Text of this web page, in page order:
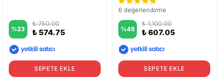
%23
₺ 750.00
₺ 574.75
SEPETE EKLE
6 değerlendirme
%45
₺ 1,100.00
₺ 607.05
SEPETE EKLE